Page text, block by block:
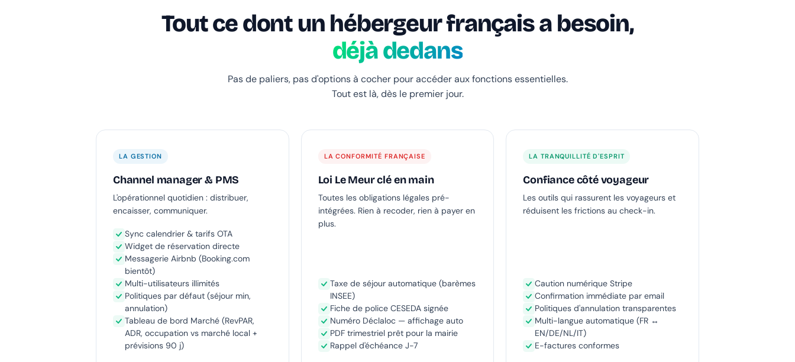
Tout ce dont un hébergeur français a besoin,
déjà dedans
Pas de paliers, pas d'options à cocher pour accéder aux fonctions essentielles.
Tout est là, dès le premier jour.
LA GESTION
Channel manager & PMS
L'opérationnel quotidien : distribuer,
encaisser, communiquer.
Sync calendrier & tarifs OTA
Widget de réservation directe
Messagerie Airbnb (Booking.com
bientôt)
Multi-utilisateurs illimités
Politiques par défaut (séjour min,
annulation)
Tableau de bord Marché (RevPAR,
ADR, occupation vs marché local +
prévisions 90 j)
LA CONFORMITÉ FRANÇAISE
Loi Le Meur clé en main
Toutes les obligations légales pré-
intégrées. Rien à recoder, rien à payer en
plus.
Taxe de séjour automatique (barèmes
INSEE)
Fiche de police CESEDA signée
Numéro Déclaloc — affichage auto
PDF trimestriel prêt pour la mairie
Rappel d'échéance J-7
LA TRANQUILLITÉ D'ESPRIT
Confiance côté voyageur
Les outils qui rassurent les voyageurs et
réduisent les frictions au check-in.
Caution numérique Stripe
Confirmation immédiate par email
Politiques d'annulation transparentes
Multi-langue automatique (FR ↔
EN/DE/NL/IT)
E-factures conformes